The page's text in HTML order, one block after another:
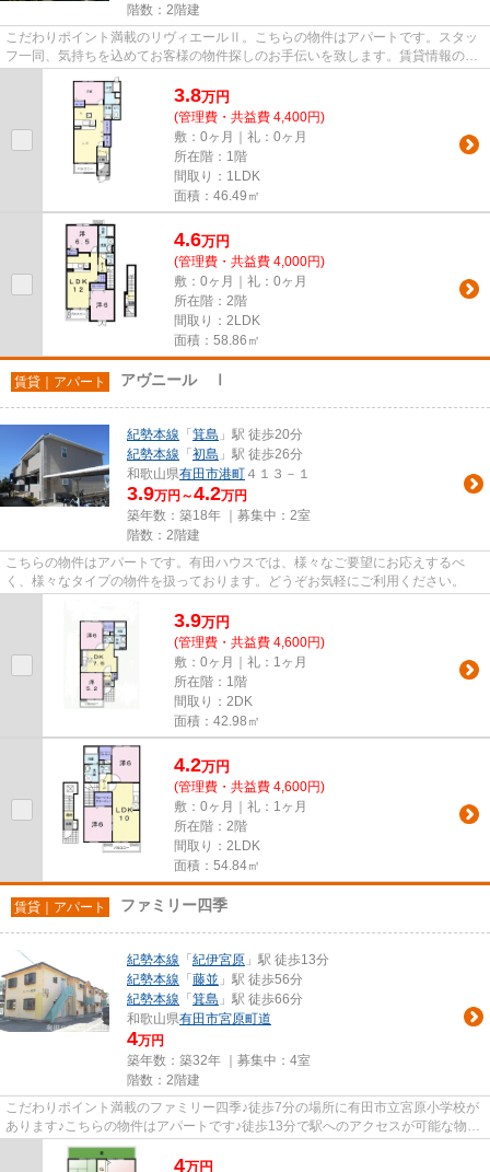
階数：2階建
こだわりポイント満載のリヴィエールⅡ。こちらの物件はアパートです。スタッ
フ一同、気持ちを込めてお客様の物件探しのお手伝いを致します。賃貸情報のこ
となら、豊富な物件情報を取り...
3.8万円
(管理費・共益費 4,400円)
敷：0ヶ月｜礼：0ヶ月
所在階：1階
間取り：1LDK
面積：46.49㎡
4.6万円
(管理費・共益費 4,000円)
敷：0ヶ月｜礼：0ヶ月
所在階：2階
間取り：2LDK
面積：58.86㎡
賃貸｜アパート アヴニール Ⅰ
紀勢本線 「 箕島 」駅 徒歩20分
紀勢本線 「 初島 」駅 徒歩26分
和歌山県有田市港町 ４１３－１
3.9万円～4.2万円
築年数：築18年 ｜募集中： 2室
階数：2階建
こちらの物件はアパートです。有田ハウスでは、様々なご要望にお応えするべ
く、様々なタイプの物件を扱っております。どうぞお気軽にご利用ください。
3.9万円
(管理費・共益費 4,600円)
敷：0ヶ月｜礼：1ヶ月
所在階：1階
間取り：2DK
面積：42.98㎡
4.2万円
(管理費・共益費 4,600円)
敷：0ヶ月｜礼：1ヶ月
所在階：2階
間取り：2LDK
面積：54.84㎡
賃貸｜アパート ファミリー四季
紀勢本線 「 紀伊宮原 」駅 徒歩13分
紀勢本線 「 藤並 」駅 徒歩56分
紀勢本線 「 箕島 」駅 徒歩66分
和歌山県有田市宮原町道
4万円
築年数：築32年 ｜募集中： 4室
階数：2階建
こだわりポイント満載のファミリー四季♪徒歩7分の場所に有田市立宮原小学校が
あります♪こちらの物件はアパートです♪徒歩13分で駅へのアクセスが可能な物件
です♪紀勢本線紀伊宮原周辺の...
4万円